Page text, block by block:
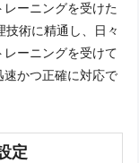
ーニングを受けた
術に精通し、日々
ーニングを受けて
かつ正確に対応で
定